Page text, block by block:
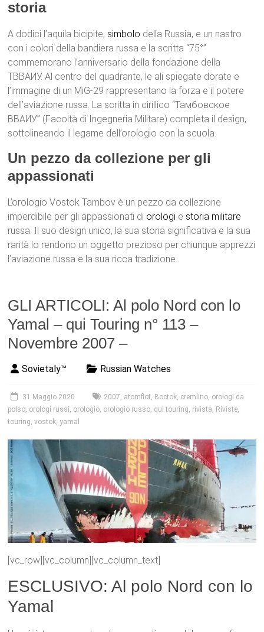
storia
A dodici l’aquila bicipite, simbolo della Russia, e un nastro
con i colori della bandiera russa e la scritta “75°”
commemorano l’anniversario della fondazione della
ТВВАИУ. Al centro del quadrante, le ali spiegate dorate e
l’immagine di un MiG-29 rappresentano la forza e il potere
dell’aviazione russa. La scritta in cirillico “Тамбовское
ВВАИУ” (Facoltà di Ingegneria Militare) completa il design,
sottolineando il legame dell’orologio con la scuola.
Un pezzo da collezione per gli
appassionati
L’orologio Vostok Tambov è un pezzo da collezione
imperdibile per gli appassionati di orologi e storia militare
russa. Il suo design unico, la sua storia significativa e la sua
rarità lo rendono un oggetto prezioso per chiunque apprezzi
l’aviazione russa e la sua ricca tradizione.
GLI ARTICOLI: Al polo Nord con lo
Yamal – qui Touring n° 113 –
Novembre 2007 –
Sovietaly™ Russian Watches
31 Maggio 2020 2007 atomflot Boctok cremlino orologi da
polso orologi russi orologio orologio russo qui touring rivista Riviste
touring ,vostok yamal
[vc_row][vc_column][vc_column_text]
ESCLUSIVO: Al polo Nord con lo
Yamal